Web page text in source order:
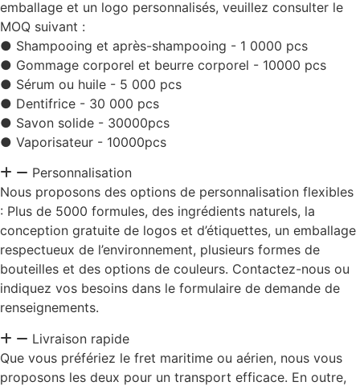
emballage et un logo personnalisés, veuillez consulter le
MOQ suivant :
● Shampooing et après-shampooing - 1 0000 pcs
● Gommage corporel et beurre corporel - 10000 pcs
● Sérum ou huile - 5 000 pcs
● Dentifrice - 30 000 pcs
● Savon solide - 30000pcs
● Vaporisateur - 10000pcs
Personnalisation
Nous proposons des options de personnalisation flexibles
: Plus de 5000 formules, des ingrédients naturels, la
conception gratuite de logos et d’étiquettes, un emballage
respectueux de l’environnement, plusieurs formes de
bouteilles et des options de couleurs. Contactez-nous ou
indiquez vos besoins dans le formulaire de demande de
renseignements.
Livraison rapide
Que vous préfériez le fret maritime ou aérien, nous vous
proposons les deux pour un transport efficace. En outre,